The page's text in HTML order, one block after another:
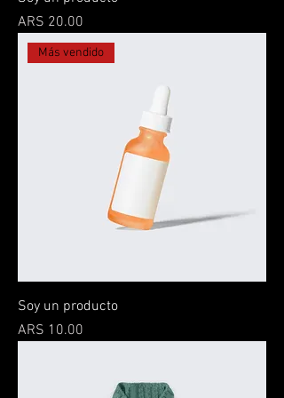
Price
ARS 20.00
Más vendido
Soy un producto
Price
ARS 10.00